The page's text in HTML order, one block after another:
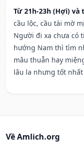
Từ 21h-23h (Hợi) và
cầu lộc, cầu tài mờ
Người đi xa chưa có
hướng Nam thì tìm
mâu thuẫn hay
lâu la nhưng tốt
Về Amlich.org